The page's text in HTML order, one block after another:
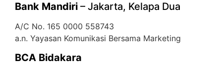
Bank Mandiri – Jakarta, Kelapa Dua
A/C No. 165 0000 558743
a.n. Yayasan Komunikasi Bersama Marketing
BCA Bidakara